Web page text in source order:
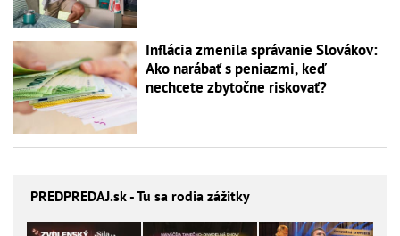
Inflácia zmenila správanie Slovákov:
Ako narábať s peniazmi, keď
nechcete zbytočne riskovať?
PREDPREDAJ.sk - Tu sa rodia zážitky